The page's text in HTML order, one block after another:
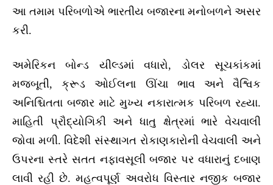
આ તમામ પરિબળોએ ભારતીય બજારના મનોબળને અસર
કરી.
અમેરિકન બોન્ડ યીલ્ડમાં વધારો, ડોલર સૂચકાંકમાં
મજબૂતી, ક્રૂડ ઓઈલના ઊંચા ભાવ અને વૈશ્વિક
અનિશ્ચિતતા બજાર માટે મુખ્ય નકારાત્મક પરિબળ રહ્યા.
માહિતી પ્રૌદ્યોગિકી અને ધાતુ ક્ષેત્રમાં ભારે વેચવાલી
જોવા મળી. વિદેશી સંસ્થાગત રોકાણકારોની વેચવાલી અને
ઉપરના સ્તરે સતત નફાવસૂલી બજાર પર વધારાનું દબાણ
લાવી રહી છે. મહત્વપૂર્ણ અવરોધ વિસ્તાર નજીક બજાર